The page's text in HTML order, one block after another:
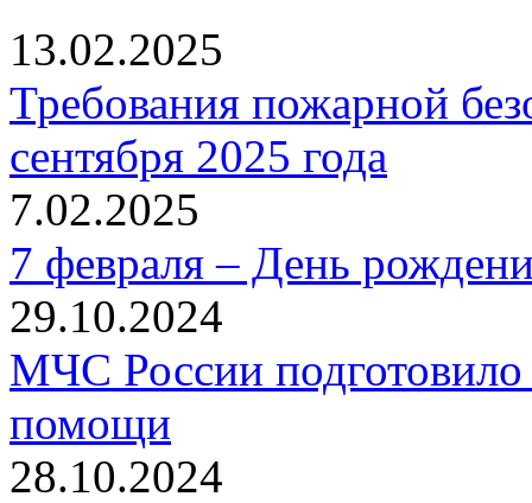
13.02.2025
Требования пожарной
сентября 2025 года
7.02.2025
7 февраля – День
29.10.2024
МЧС России
помощи
28.10.2024